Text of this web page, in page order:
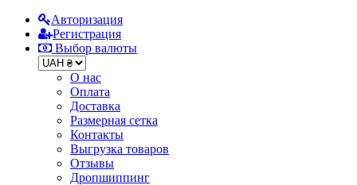
Авторизация
Регистрация
Выбор валюты
О нас
Оплата
Доставка
Размерная сетка
Контакты
Выгрузка товаров
Отзывы
Дропшиппинг